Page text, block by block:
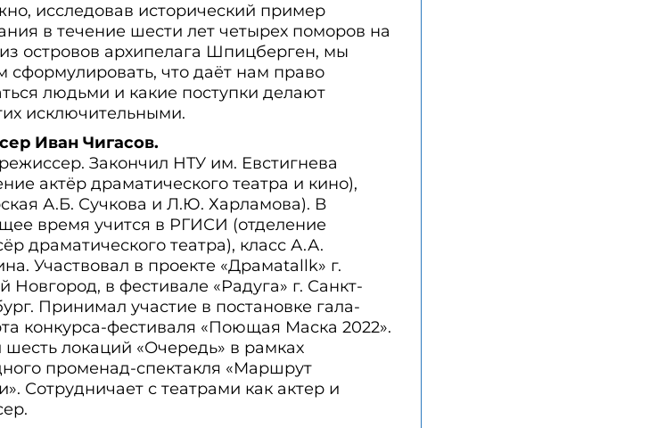
исследовав исторический пример
в течение шести лет четырех поморов на
островов архипелага Шпицберген, мы
сформулировать, что даёт нам право
людьми и какие поступки делают
исключительными.
Иван Чигасов.
Закончил НТУ им. Евстигнева
актёр драматического театра и кино),
А.Б. Сучкова и Л.Ю. Харламова). В
время учится в РГИСИ (отделение
драматического театра), класс А.А.
Участвовал в проекте «Драмаtallk» г.
Новгород, в фестивале «Радуга» г. Санкт-
Принимал участие в постановке гала-
конкурса-фестиваля «Поющая Маска 2022».
шесть локаций «Очередь» в рамках
променад-спектакля «Маршрут
Сотрудничает с театрами как актер и